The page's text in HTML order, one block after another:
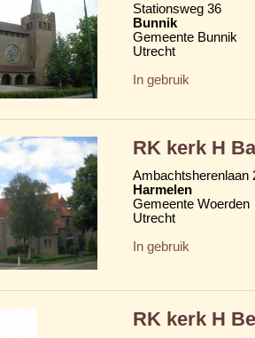
Stationsweg 36
Bunnik
Gemeente Bunnik
Utrecht
In gebruik
RK kerk H
Ambachtsherenlaan
Harmelen
Gemeente Woerden
Utrecht
In gebruik
RK kerk H